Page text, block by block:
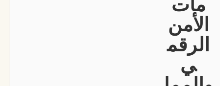
مات
الأمن
الرقم
ي